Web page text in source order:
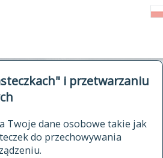
i przetwarzaniu
Twoje dane osobowe takie jak
do przechowywania
SŁOWNIK
POLSKIEGO